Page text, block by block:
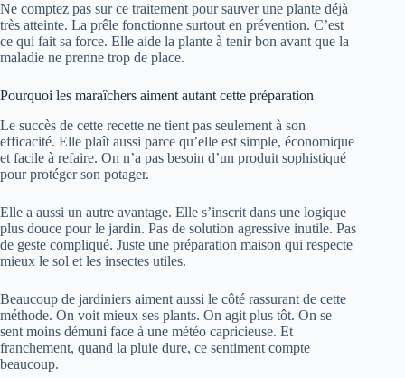
Ne comptez pas sur ce traitement pour sauver une plante déjà
très atteinte. La prêle fonctionne surtout en prévention. C’est
ce qui fait sa force. Elle aide la plante à tenir bon avant que la
maladie ne prenne trop de place.
Pourquoi les maraîchers aiment autant cette préparation
Le succès de cette recette ne tient pas seulement à son
efficacité. Elle plaît aussi parce qu’elle est simple, économique
et facile à refaire. On n’a pas besoin d’un produit sophistiqué
pour protéger son potager.
Elle a aussi un autre avantage. Elle s’inscrit dans une logique
plus douce pour le jardin. Pas de solution agressive inutile. Pas
de geste compliqué. Juste une préparation maison qui respecte
mieux le sol et les insectes utiles.
Beaucoup de jardiniers aiment aussi le côté rassurant de cette
méthode. On voit mieux ses plants. On agit plus tôt. On se
sent moins démuni face à une météo capricieuse. Et
franchement, quand la pluie dure, ce sentiment compte
beaucoup.